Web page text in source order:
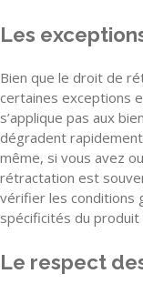
Les
Bien que le droit de
certaines exceptions
s’applique pas aux
dégradent
même, si vous avez
rétractation est
vérifier les conditions
spécificités du produit
Le respect